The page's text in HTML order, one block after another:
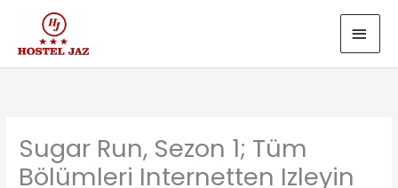
content
Sugar Run, Sezon 1; Tüm
Bölümleri Internetten Izleyin